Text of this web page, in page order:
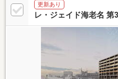
更新あり
レ・ジェイド海老名 第